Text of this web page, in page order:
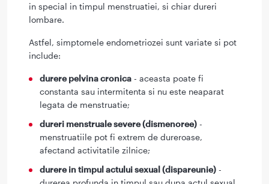
in special in timpul menstruatiei, si chiar dureri
lombare.
Astfel, simptomele endometriozei sunt variate si pot
include:
durere pelvina cronica - aceasta poate fi
constanta sau intermitenta si nu este neaparat
legata de menstruatie;
dureri menstruale severe (dismenoree) -
menstruatiile pot fi extrem de dureroase,
afectand activitatile zilnice;
durere in timpul actului sexual (dispareunie) -